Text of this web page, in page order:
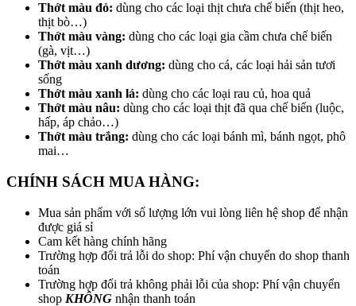
Thớt màu đỏ: dùng cho các loại thịt chưa chế biến (thịt heo,
thịt bò…)
Thớt màu vàng: dùng cho các loại gia cầm chưa chế biến
(gà, vịt…)
Thớt màu xanh dương: dùng cho cá, các loại hải sản tươi
sống
Thớt màu xanh lá: dùng cho các loại rau củ, hoa quả
Thớt màu nâu: dùng cho các loại thịt đã qua chế biến (luộc,
hấp, áp chảo…)
Thớt màu trắng: dùng cho các loại bánh mì, bánh ngọt, phô
mai…
CHÍNH SÁCH MUA HÀNG:
Mua sản phẩm với số lượng lớn vui lòng liên hệ shop để nhận
được giá sỉ
Cam kết hàng chính hãng
Trường hợp đổi trả lỗi do shop: Phí vận chuyển do shop thanh
toán
Trường hợp đổi trả không phải lỗi của shop: Phí vận chuyển
shop KHÔNG nhận thanh toán